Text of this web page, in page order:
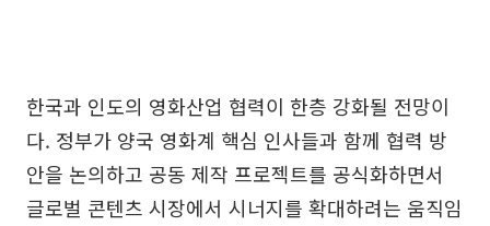
한국과 인도의 영화산업 협력이 한층 강화될 전망이
다. 정부가 양국 영화계 핵심 인사들과 함께 협력 방
안을 논의하고 공동 제작 프로젝트를 공식화하면서
글로벌 콘텐츠 시장에서 시너지를 확대하려는 움직임